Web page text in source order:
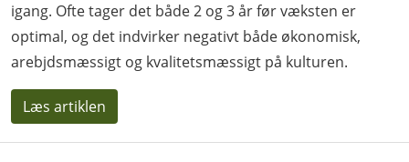
igang. Ofte tager det både 2 og 3 år før væksten er
optimal, og det indvirker negativt både økonomisk,
arebjdsmæssigt og kvalitetsmæssigt på kulturen.
Læs artiklen